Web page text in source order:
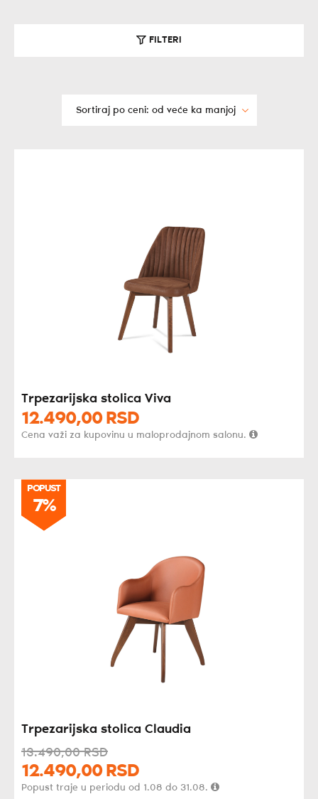
FILTERI
Trpezarijska stolica Viva
12.490,00 RSD
Cena važi za kupovinu u maloprodajnom salonu.
POPUST
7%
POPUST
7%
Trpezarijska stolica Claudia
13.490,00 RSD
12.490,00 RSD
Popust traje u periodu od 1.08 do 31.08.